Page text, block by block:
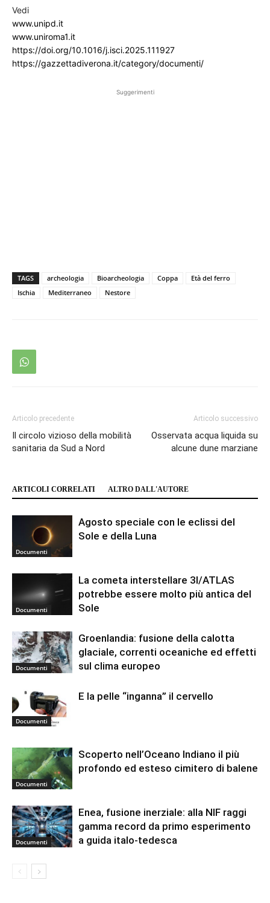
Vedi
www.unipd.it
www.uniroma1.it
https://doi.org/10.1016/j.isci.2025.111927
https://gazzettadiverona.it/category/documenti/
Suggerimenti
TAGS archeologia Bioarcheologia Coppa
Età del ferro
Ischia
Mediterraneo Nestore
Articolo precedente
Il circolo vizioso della mobilità
sanitaria da Sud a Nord
Articolo successivo
Osservata acqua liquida su
alcune dune marziane
ARTICOLI CORRELATI ALTRO DALL'AUTORE
Documenti
Agosto speciale con le eclissi del
Sole e della Luna
Documenti
La cometa interstellare 3I/ATLAS
potrebbe essere molto più antica del
Sole
Documenti
Groenlandia: fusione della calotta
glaciale, correnti oceaniche ed effetti
sul clima europeo
Documenti
E la pelle “inganna” il cervello
Documenti
Scoperto nell’Oceano Indiano il più
profondo ed esteso cimitero di balene
Documenti
Enea, fusione inerziale: alla NIF raggi
gamma record da primo esperimento
a guida italo-tedesca